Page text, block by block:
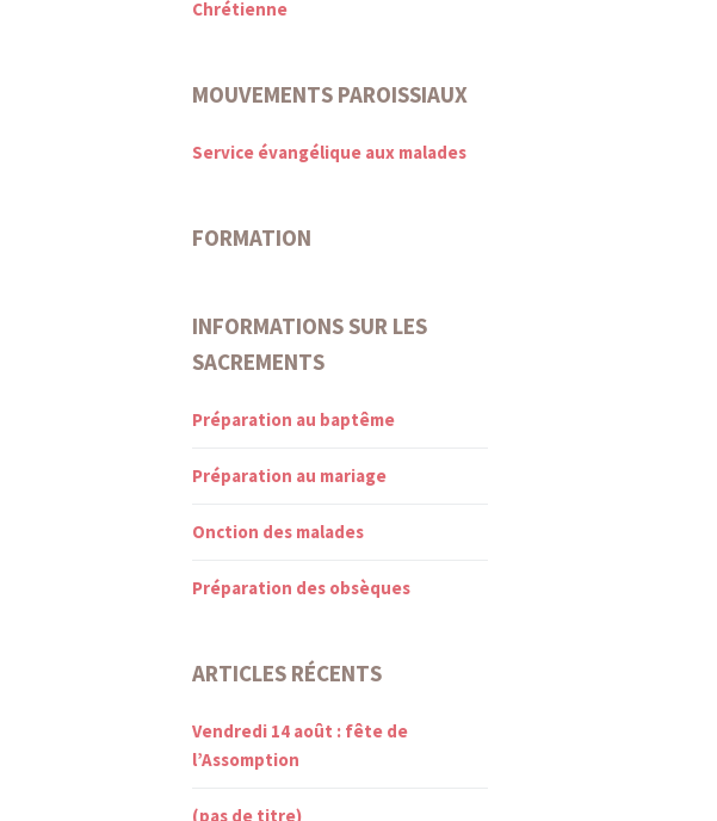
Chrétienne
MOUVEMENTS PAROISSIAUX
Service évangélique aux malades
FORMATION
INFORMATIONS SUR LES
SACREMENTS
Préparation au baptême
Préparation au mariage
Onction des malades
Préparation des obsèques
ARTICLES RÉCENTS
Vendredi 14 août : fête de
l’Assomption
(pas de titre)